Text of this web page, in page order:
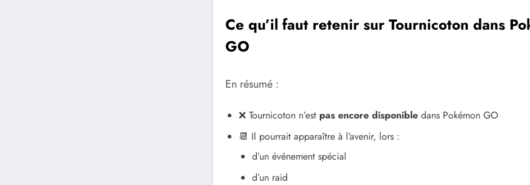
Ce qu’il faut retenir sur Tournicoton dans
GO
En résumé :
❌ Tournicoton n’est pas encore disponible dans Pokémon GO
📆 Il pourrait apparaître à l’avenir, lors :
d’un événement spécial
d’un raid